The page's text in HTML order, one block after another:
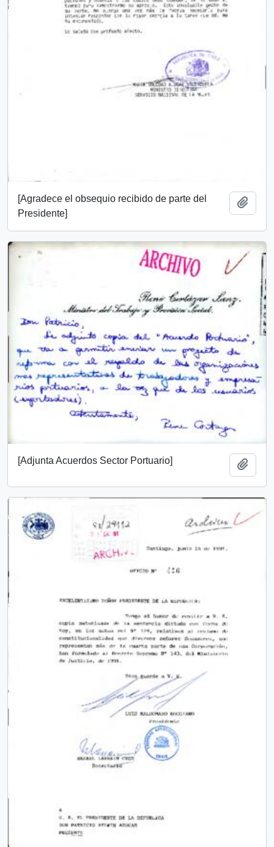
[Agradece el obsequio recibido de parte del
Presidente]
[Adjunta Acuerdos Sector Portuario]